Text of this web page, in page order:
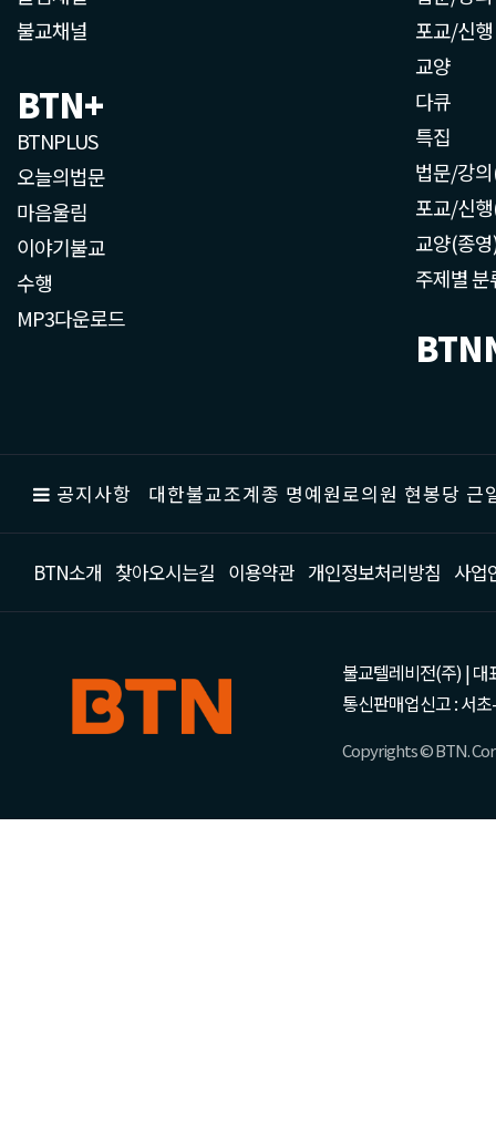
불교채널
BTN+
BTNPLUS
오늘의법문
마음울림
이야기불교
수행
MP3다운로드
포교/신행
교양
다큐
특집
법문/강
포교/신
교양(종
주제별 분
공지사항 대한불교조계종 명예원로의원 현봉당
BTN소개 찾아오시는길 이용약관 개인정보처리방침 사업
불교텔레비전(주) | 대
통신판매업신고 : 서
Copyrights © BTN.